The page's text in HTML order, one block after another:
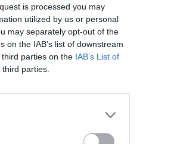
is processed you may
utilized by us or personal
may separately opt-out of the
the IAB’s list of downstream
parties on the IAB’s List of
parties.
Visi įrašai
arti
jautriais prisiminimais
Prunskienę
Žinios | Lietuvos diena